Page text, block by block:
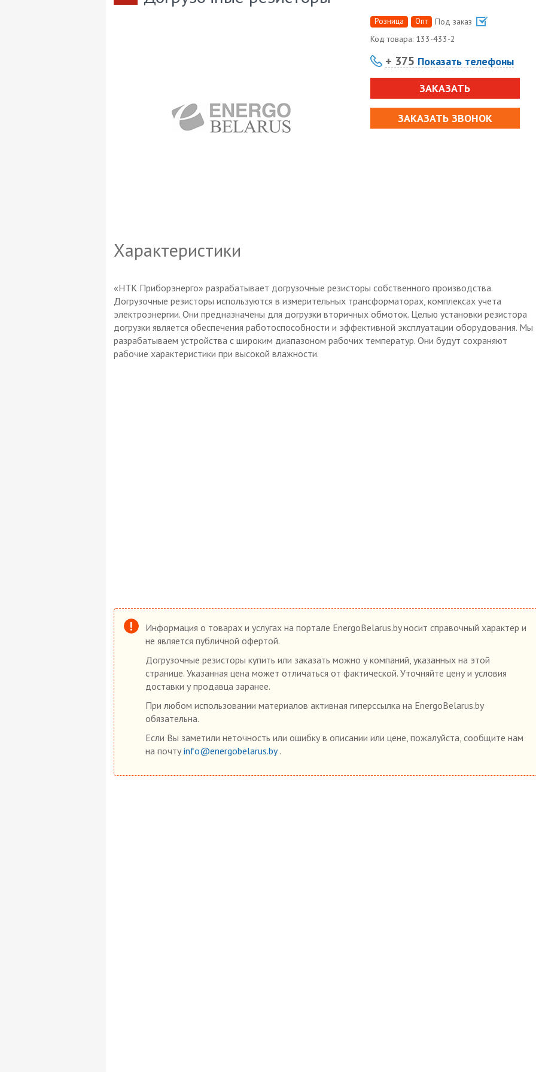
Розница Опт
Под заказ
Код товара: 133-433-2
+ 375 Показать телефоны
ЗАКАЗАТЬ
ЗАКАЗАТЬ ЗВОНОК
Характеристики
«НТК Приборэнерго» разрабатывает догрузочные резисторы собственного производства.
Догрузочные резисторы используются в измерительных трансформаторах, комплексах учета
электроэнергии. Они предназначены для догрузки вторичных обмоток. Целью установки резистора
догрузки является обеспечения работоспособности и эффективной эксплуатации оборудования. Мы
разрабатываем устройства с широким диапазоном рабочих температур. Они будут сохраняют
рабочие характеристики при высокой влажности.
Информация о товарах и услугах на портале EnergoBelarus.by носит справочный характер и
не является публичной офертой.
Догрузочные резисторы купить или заказать можно у компаний, указанных на этой
странице. Указанная цена может отличаться от фактической. Уточняйте цену и условия
доставки у продавца заранее.
При любом использовании материалов активная гиперссылка на EnergoBelarus.by
обязательна.
Если Вы заметили неточность или ошибку в описании или цене, пожалуйста, сообщите нам
на почту info@energobelarus.by.